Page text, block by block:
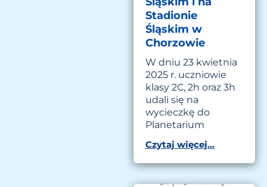
Stadionie
Śląskim w
Chorzowie
W dniu 23 kwietnia
2025 r. uczniowie
klasy 2C, 2h oraz 3h
udali się na
wycieczkę do
Planetarium
Czytaj więcej...